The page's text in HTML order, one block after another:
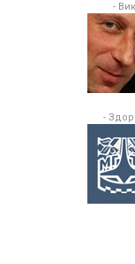
-
-